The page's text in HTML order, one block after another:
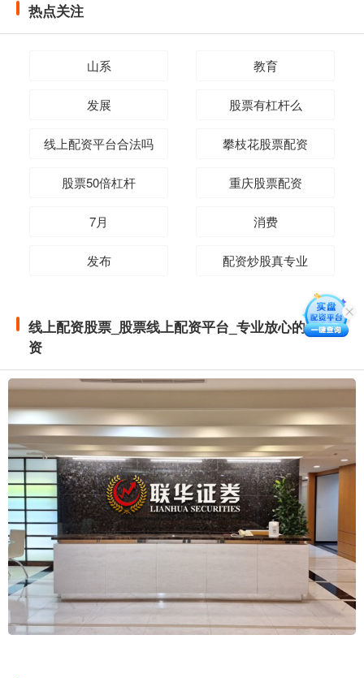
热点关注
山系 教育
发展 股票有杠杆么
线上配资平台合法吗 攀枝花股票配资
股票50倍杠杆 重庆股票配资
7月 消费
发布 配资炒股真专业
线上配资股票_股票线上配资平台_专业放心的线上配
资